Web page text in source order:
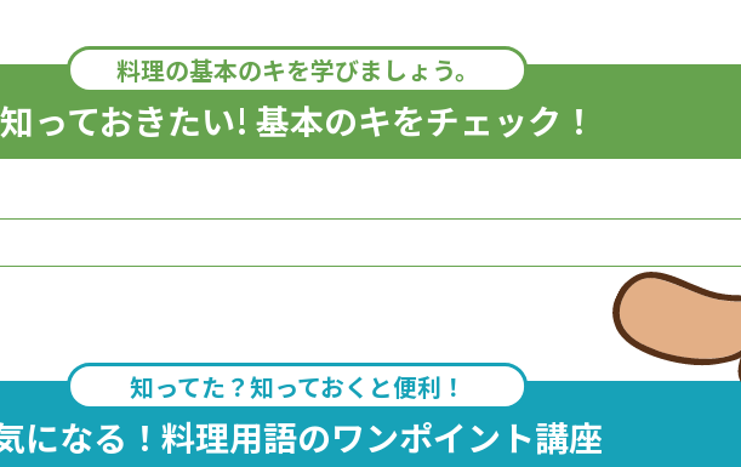
料理の基本のキを学びましょう。
知っておきたい! 基本のキをチェック！
知ってた？知っておくと便利！
になる！料理用語のワンポイント講座